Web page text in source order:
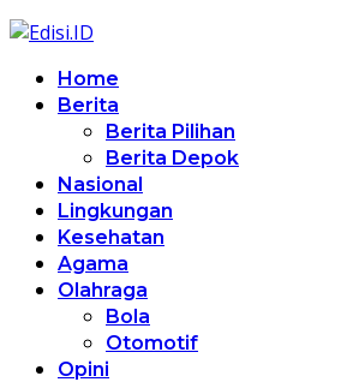
Home
Berita
Berita Pilihan
Berita Depok
Nasional
Lingkungan
Kesehatan
Agama
Olahraga
Bola
Otomotif
Opini